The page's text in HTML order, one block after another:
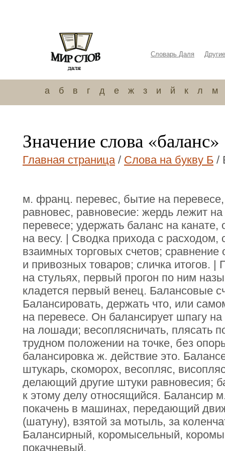
Словарь Даля
а б в г д е ж з и й к л м
Значение слова «баланс»
Главная страница/ Слова на букву Б /
м. франц. перевес, бытие на
равновес, равновесие: жердь лежит
перевесе; удержать баланс на канате,
на весу. | Сводка прихода с расходом,
взаимных торговых счетов;
и привозных товаров; сличка итогов. |
на стульях, первый прогон по ним
кладется первый венец. Балансовые
Балансировать, держать что, или
на перевесе. Он балансирует шпагу на
на лошади; весоплясничать, плясать
трудном положении на точке, без
балансировка ж. действие это.
штукарь, скоморох, весопляс,
делающий другие штуки равновесия;
к этому делу относящийся. Балансир
покачень в машинах, передающий
(шатуну), взятой за мотыль, за
Балансирный, коромысельный,
покачневый.